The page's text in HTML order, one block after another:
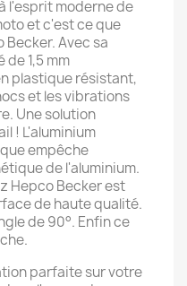
l'esprit moderne de
et c'est ce que
Avec sa
1,5 mm
plastique résistant,
et les vibrations
Une solution
! L'aluminium
empêche
de l'aluminium.
Hepco Becker est
de haute qualité.
de 90°. Enfin ce
parfaite sur votre